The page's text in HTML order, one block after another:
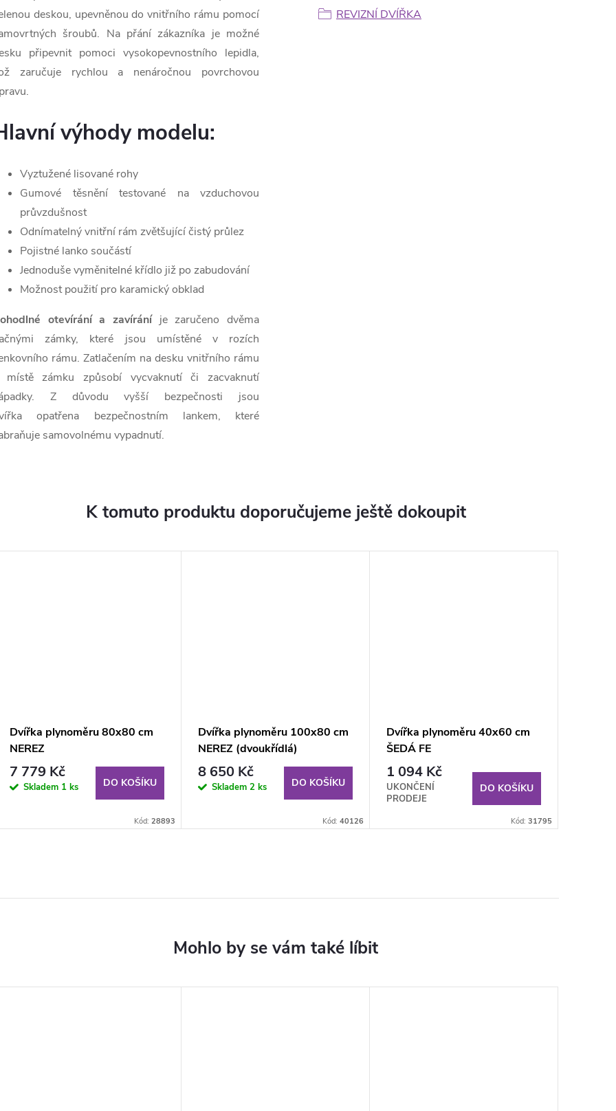
deskou, upevněnou do vnitřního rámu pomocí
šroubů. Na přání zákazníka je možné
připevnit pomoci vysokopevnostního lepidla,
zaručuje rychlou a nenáročnou povrchovou
výhody modelu:
Vyztužené lisované rohy
Gumové těsnění testované na vzduchovou
průvzdušnost
Odnímatelný vnitřní rám zvětšující čistý průlez
Pojistné lanko součástí
Jednoduše vyměnitelné křídlo již po zabudování
Možnost použití pro karamický obklad
otevírání a zavíráníje zaručeno dvěma
zámky, které jsou umístěné v rozích
rámu. Zatlačením na desku vnitřního rámu
zámku způsobí vycvaknutí či zacvaknutí
Z důvodu vyšší bezpečnosti jsou
opatřena bezpečnostním lankem, které
samovolnému vypadnutí.
REVIZNÍ DVÍŘKA
K tomuto produktu doporučujeme ještě dokoupit
Dvířka plynoměru 80x80 cm
NEREZ
7 779 Kč
Skladem 1 ks DO KOŠÍKU
Kód: 28893
Dvířka plynoměru 100x80 cm
NEREZ (dvoukřídlá)
8 650 Kč
Skladem 2 ks DO KOŠÍKU
Kód: 40126
Dvířka plynoměru 40x60 cm
ŠEDÁ FE
1 094 Kč
UKONČENÍ
PRODEJE
DO KOŠÍKU
Kód: 31795